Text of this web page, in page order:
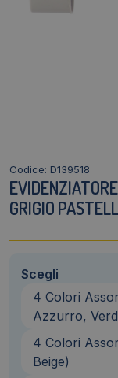
Codice: D139518
GRIGIO
Scegli
4 Colori
Azzurro,
4 Colori
Beige)